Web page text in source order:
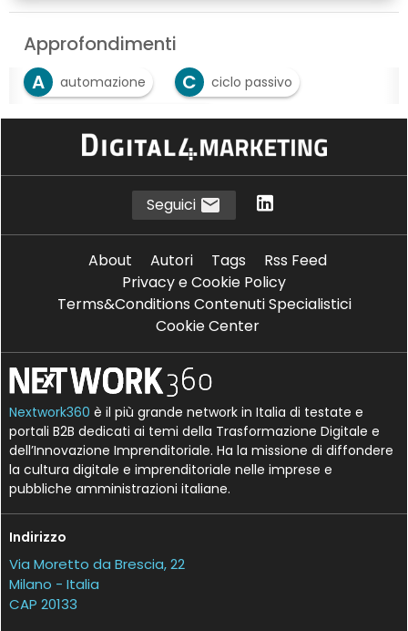
Approfondimenti
A
automazione C ciclo passivo
F fatturazione elettronica
Seguici
About Autori Tags
Rss Feed
Privacy e Cookie Policy
Terms&Conditions Contenuti Specialistici
Cookie Center
Nextwork360 è il più grande network in Italia di testate e
portali B2B dedicati ai temi della Trasformazione Digitale e
dell’Innovazione Imprenditoriale. Ha la missione di diffondere
la cultura digitale e imprenditoriale nelle imprese e
pubbliche amministrazioni italiane.
Indirizzo
Via Moretto da Brescia, 22
Milano - Italia
CAP 20133